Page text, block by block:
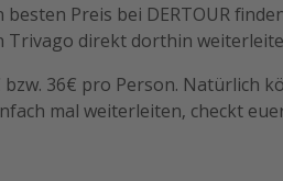
Preis bei DERTOUR
Trivago direkt dorthin
36€ pro Person. Natürlich
mal weiterleiten, checkt